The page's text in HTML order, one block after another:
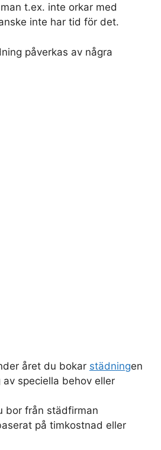
t.ex. inte orkar med
inte har tid för det.
påverkas av några
året du bokar städningen
speciella behov eller
bor från städfirman
på timkostnad eller